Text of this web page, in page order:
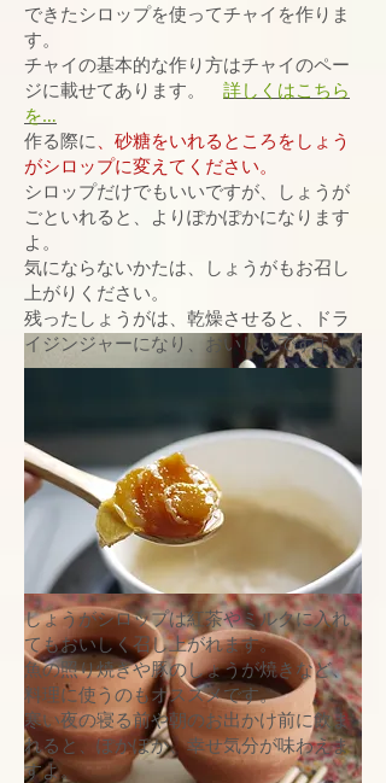
できたシロップを使ってチャイを作りま
す。
チャイの基本的な作り方はチャイのペー
ジに載せてあります。 詳しくはこちら
を…
作る際に、砂糖をいれるところをしょう
がシロップに変えてください。
シロップだけでもいいですが、しょうが
ごといれると、よりぽかぽかになります
よ。
気にならないかたは、しょうがもお召し
上がりください。
残ったしょうがは、乾燥させると、ドラ
イジンジャーになり、おいしいですよ。
しょうがシロップは紅茶やミルクに入れ
てもおいしく召し上がれます。
魚の照り焼きや豚のしょうが焼きなど、
料理に使うのもオススメです。
寒い夜の寝る前や朝のお出かけ前に飲ま
れると、ぽかぽか、幸せ気分が味わえま
すよ。